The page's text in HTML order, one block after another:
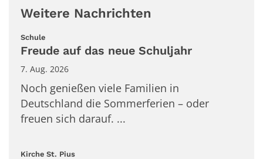
Weitere Nachrichten
Schule:
Freude auf das neue Schuljahr
7. Aug. 2026
Noch genießen viele Familien in
Deutschland die Sommerferien – oder
freuen sich darauf. ...
Kirche St. Pius: